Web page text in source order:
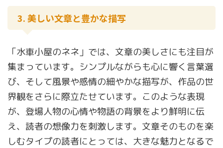
3. 美しい文章と豊かな描写
「水車小屋のネネ」では、文章の美しさにも注目が
集まっています。シンプルながらも心に響く言葉選
び、そして風景や感情の細やかな描写が、作品の世
界観をさらに際立たせています。このような表現
が、登場人物の心情や物語の背景をより鮮明に伝
え、読者の想像力を刺激します。文章そのものを楽
しむタイプの読者にとっては、大きな魅力となるで